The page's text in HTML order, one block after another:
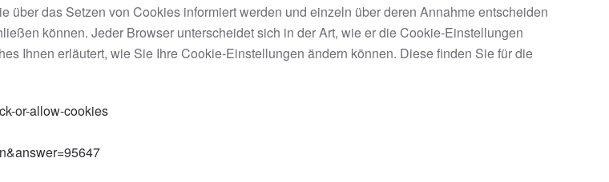
das Setzen von Cookies informiert werden und einzeln über deren Annahme entscheiden
können. Jeder Browser unterscheidet sich in der Art, wie er die Cookie-Einstellungen
Ihnen erläutert, wie Sie Ihre Cookie-Einstellungen ändern können. Diese finden Sie für die
or-allow-cookies